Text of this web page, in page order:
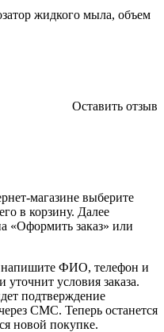
жидкого мыла, объем
Оставить отзыв
магазине выберите
в корзину. Далее
«Оформить заказ» или
напишите ФИО, телефон и
условия заказа.
подтверждение
СМС. Теперь останется
новой покупке.